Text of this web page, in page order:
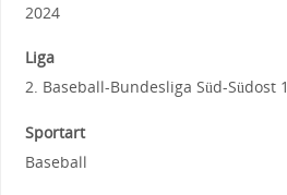
2024
Liga
2. Baseball-Bundesliga Süd-Südost 1
Sportart
Baseball